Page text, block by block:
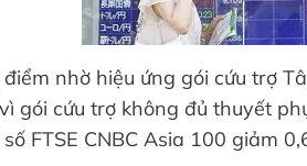
nhờ hiệu ứng gói cứu trợ
gói cứu trợ không đủ thuyết
FTSE CNBC Asia 100 giảm